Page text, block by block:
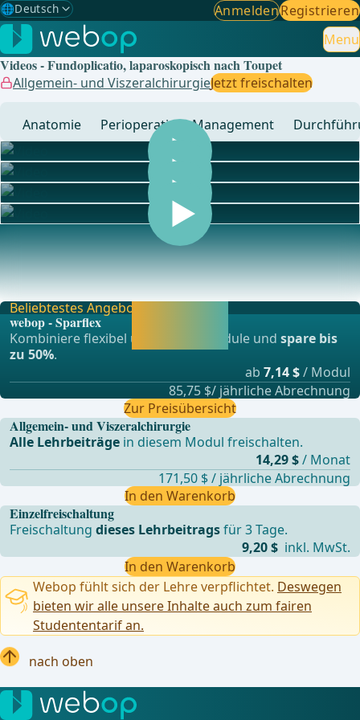
🌐Deutsch
Gewählte Sprache: Deutsch
🇩🇪 Deutsch ✓
🇬🇧English
🇧🇷Brasilianisch
AnmeldenRegistrieren
Menu
Videos - Fundoplicatio, laparoskopisch nach Toupet
Allgemein- und ViszeralchirurgieJetzt freischalten
Anatomie Perioperatives Management
... - Operationen aus der Allgemein-, Viszeral- und
Transplationschirurgie, Gefässchirurgie und Thor
Einzelfreischaltung
Freischaltungdieses Lehrbeitragsfür 3 Tage.
9,20 $ inkl. MwSt.
In den Warenkorb
Beliebtestes Angebot
webop - Sparflex
Kombiniere flexibel unsere Lernmodule undspare bis
zu 50%.
ab 7,14 $/ Modul
85,75 $/ jährliche Abrechnung
Zur Preisübersicht
Allgemein- und Viszeralchirurgie
Alle Lehrbeiträge in diesem Modul freischalten.
14,29 $/ Monat
171,50 $ / jährliche Abrechnung
In den Warenkorb
Webop fühlt sich der Lehre verpflichtet. Deswegen
bieten wir alle unsere Inhalte auch zum fairen
Studententarif an.
nach oben